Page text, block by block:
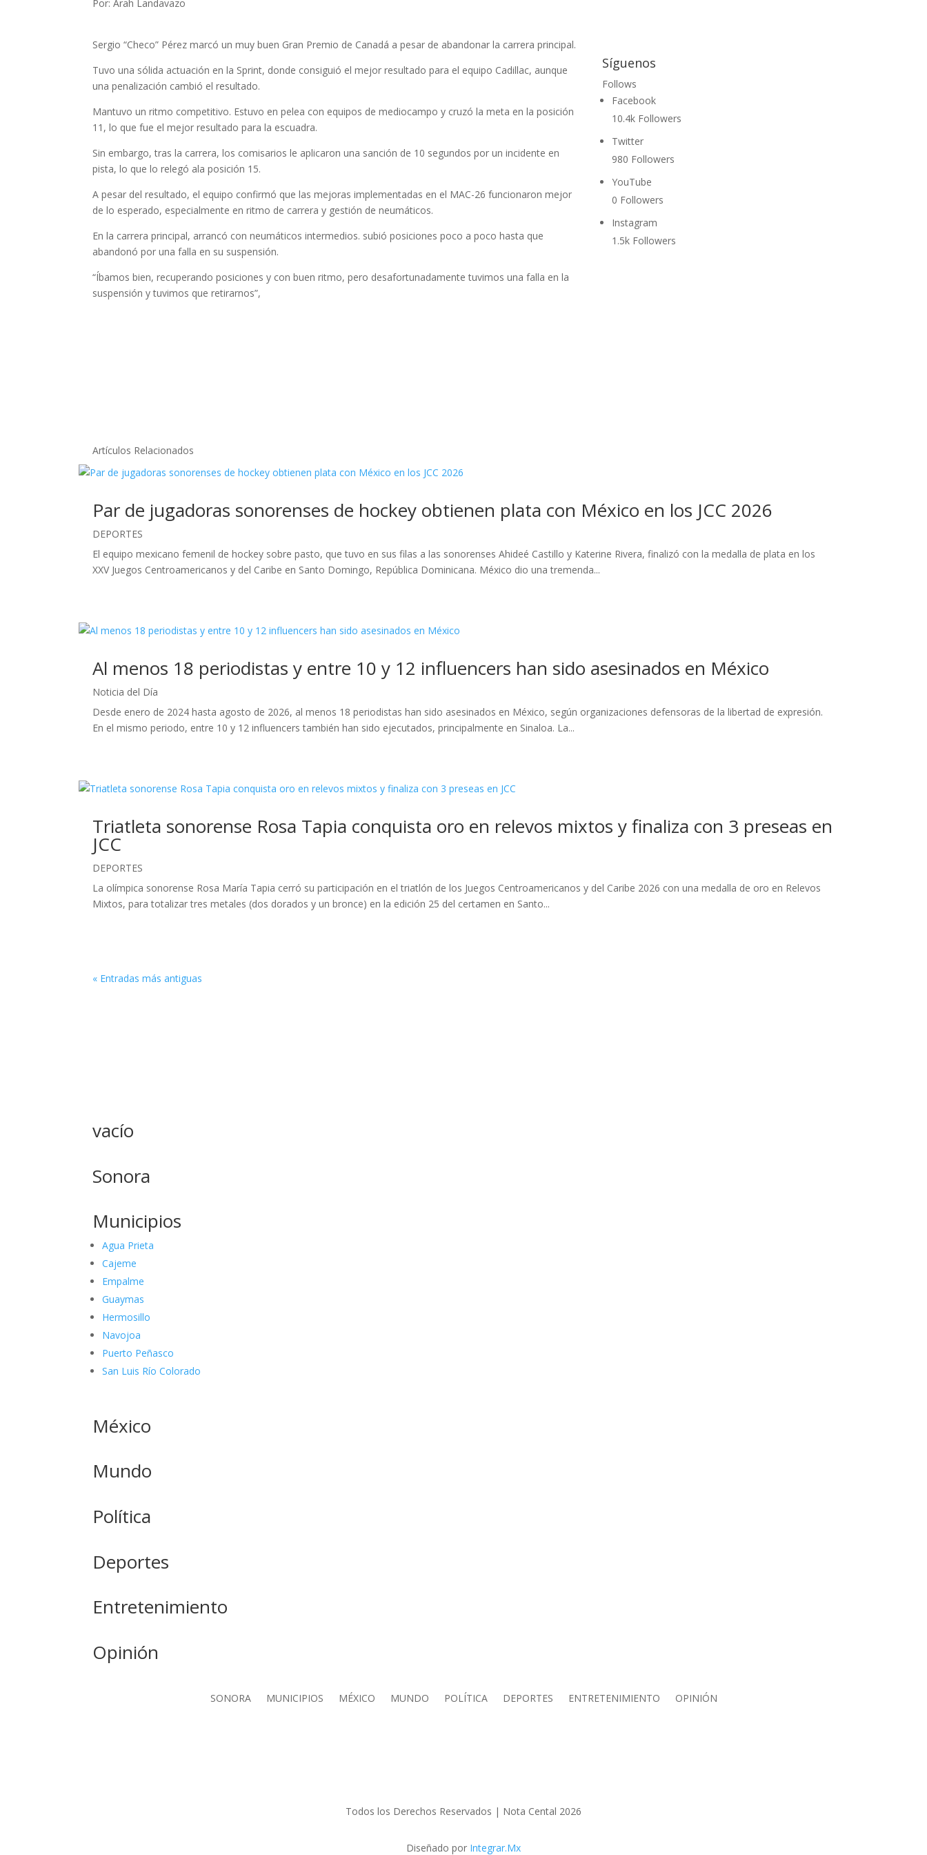
Por: Arah Landavazo
Sergio “Checo” Pérez marcó un muy buen Gran Premio de Canadá a pesar de abandonar la carrera principal.
Tuvo una sólida actuación en la Sprint, donde consiguió el mejor resultado para el equipo Cadillac, aunque
una penalización cambió el resultado.
Mantuvo un ritmo competitivo. Estuvo en pelea con equipos de mediocampo y cruzó la meta en la posición
11, lo que fue el mejor resultado para la escuadra.
Sin embargo, tras la carrera, los comisarios le aplicaron una sanción de 10 segundos por un incidente en
pista, lo que lo relegó ala posición 15.
A pesar del resultado, el equipo confirmó que las mejoras implementadas en el MAC-26 funcionaron mejor
de lo esperado, especialmente en ritmo de carrera y gestión de neumáticos.
En la carrera principal, arrancó con neumáticos intermedios. subió posiciones poco a poco hasta que
abandonó por una falla en su suspensión.
“Íbamos bien, recuperando posiciones y con buen ritmo, pero desafortunadamente tuvimos una falla en la
suspensión y tuvimos que retirarnos”,
Síguenos
Follows
Facebook
10.4k Followers
Twitter
980 Followers
YouTube
0 Followers
Instagram
1.5k Followers
Artículos Relacionados
Par de jugadoras sonorenses de hockey obtienen plata con México en los JCC 2026
DEPORTES
El equipo mexicano femenil de hockey sobre pasto, que tuvo en sus filas a las sonorenses Ahideé Castillo y Katerine Rivera, finalizó con la medalla de plata en los
XXV Juegos Centroamericanos y del Caribe en Santo Domingo, República Dominicana. México dio una tremenda...
Al menos 18 periodistas y entre 10 y 12 influencers han sido asesinados en México
Noticia del Día
Desde enero de 2024 hasta agosto de 2026, al menos 18 periodistas han sido asesinados en México, según organizaciones defensoras de la libertad de expresión.
En el mismo periodo, entre 10 y 12 influencers también han sido ejecutados, principalmente en Sinaloa. La...
Triatleta sonorense Rosa Tapia conquista oro en relevos mixtos y finaliza con 3 preseas en
JCC
DEPORTES
La olímpica sonorense Rosa María Tapia cerró su participación en el triatlón de los Juegos Centroamericanos y del Caribe 2026 con una medalla de oro en Relevos
Mixtos, para totalizar tres metales (dos dorados y un bronce) en la edición 25 del certamen en Santo...
« Entradas más antiguas
vacío
Sonora
Municipios
Agua Prieta
Cajeme
Empalme
Guaymas
Hermosillo
Navojoa
Puerto Peñasco
San Luis Río Colorado
México
Mundo
Política
Deportes
Entretenimiento
Opinión
SONORA MUNICIPIOS MÉXICO MUNDO POLÍTICA DEPORTES ENTRETENIMIENTO OPINIÓN
Todos los Derechos Reservados | Nota Cental 2026
Diseñado por Integrar.Mx